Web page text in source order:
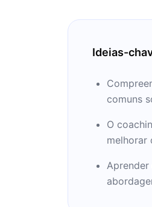
Ideias-
comuns
O
melhorar